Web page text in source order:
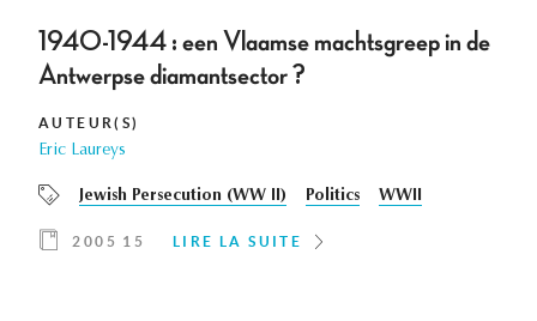
1940-1944 : een Vlaamse machtsgreep in de
Antwerpse diamantsector ?
AUTEUR(S)
Eric Laureys
Jewish Persecution (WW II) Politics WWII
2005 15 LIRE LA SUITE